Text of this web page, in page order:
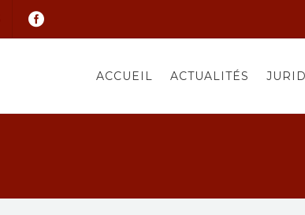
ACCUEIL ACTUALITÉS